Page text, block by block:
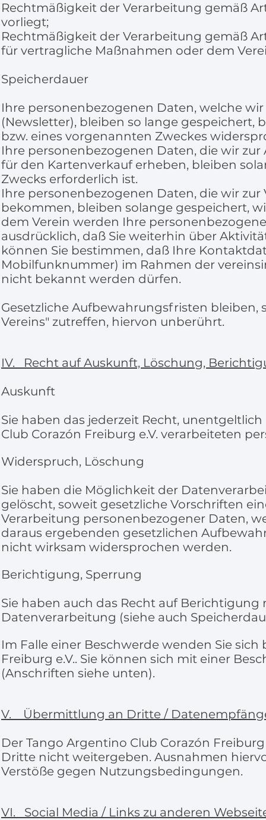
Rechtmäßigkeit der Verarbeitung gemäß
vorliegt;
Rechtmäßigkeit der Verarbeitung gemäß
für vertragliche Maßnahmen oder dem
Speicherdauer
Ihre personenbezogenen Daten, welche
(Newsletter), bleiben so lange gespeichert,
bzw. eines vorgenannten Zweckes
Ihre personenbezogenen Daten, die wir
für den Kartenverkauf erheben, bleiben
Zwecks erforderlich ist.
Ihre personenbezogenen Daten, die wir
bekommen, bleiben solange gespeichert,
dem Verein werden Ihre
ausdrücklich, daß Sie weiterhin über
können Sie bestimmen, daß Ihre
Mobilfunknummer) im Rahmen der
nicht bekannt werden dürfen.
Gesetzliche Aufbewahrungsfristen bleiben,
Vereins" zutreffen, hiervon unberührt.
IV. Recht auf Auskunft, Löschung,
Auskunft
Sie haben das jederzeit Recht,
Club Corazón Freiburg e.V. verarbeiteten
Widerspruch, Löschung
Sie haben die Möglichkeit der
gelöscht, soweit gesetzliche Vorschriften
Verarbeitung personenbezogener Daten,
daraus ergebenden gesetzlichen
nicht wirksam widersprochen werden.
Berichtigung, Sperrung
Sie haben auch das Recht auf
Datenverarbeitung (siehe auch
Im Falle einer Beschwerde wenden Sie
Freiburg e.V.. Sie können sich mit einer
(Anschriften siehe unten).
V. Übermittlung an Dritte /
Der Tango Argentino Club Corazón
Dritte nicht weitergeben. Ausnahmen
Verstöße gegen Nutzungsbedingungen.
VI. Social Media / Links zu anderen